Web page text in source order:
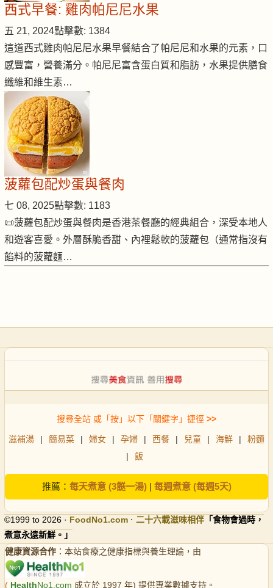
西式早餐: 雞肉帕尼尼水果
五 21, 2024點擊數: 1384
這道西式雞肉帕尼尼水果早餐結合了帕尼尼和水果的元素，口
感豐富，營養滿分。帕尼尼富含蛋白質和脂肪，水果提供膳食
纖維和維生素…
菠蘿包配炒蛋與餐肉
七 08, 2025點擊數: 1183
📜菠蘿包配炒蛋與餐肉是香港茶餐廳的經典組合，深受本地人
和遊客喜愛。外層酥脆香甜、內裡鬆軟的菠蘿包（通常指沒有
餡料的菠蘿麵…
搜尋全站 或「按」以下「關鍵字」捷徑 >>
滋補湯 | 簡易菜 | 婦女 | 孕婦 | 西餐 | 兒童 | 海鮮 |
粉麵
|
飯
推薦： 每天煮意 (3餸一湯)| 每週煮意 (每週5天)
©1999 to 2026 · FoodNo1.com · 二十六載滋味相伴 「食物會過時，
煮意永遠新鮮。」
健康資源合作 ：本站食療之健康指標與養生理論，由
( HealthNo1.com 成立於 1997 年) 提供專業數據支持。